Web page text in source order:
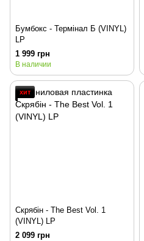
Бумбокс - Термінал Б (VINYL)
LP
1 999 грн
В наличии
хит
Скрябін - The Best Vol. 1
(VINYL) LP
2 099 грн